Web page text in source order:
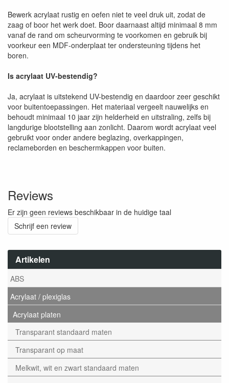
Artikelen
ABS
Acrylaat / plexiglas
Acrylaat platen
Transparant standaard maten
Transparant op maat
Melkwit, wit en zwart standaard maten
Bewerk acrylaat rustig en oefen niet te veel druk uit, zodat de
zaag of boor het werk doet. Boor daarnaast altijd minimaal 8 mm
vanaf de rand om scheurvorming te voorkomen en gebruik bij
voorkeur een MDF-onderplaat ter ondersteuning tijdens het
boren.
Is acrylaat UV-bestendig?
Ja, acrylaat is uitstekend UV-bestendig en daardoor zeer geschikt
voor buitentoepassingen. Het materiaal vergeelt nauwelijks en
behoudt minimaal 10 jaar zijn helderheid en uitstraling, zelfs bij
langdurige blootstelling aan zonlicht. Daarom wordt acrylaat veel
gebruikt voor onder andere beglazing, overkappingen,
reclameborden en beschermkappen voor buiten.
Reviews
Er zijn geen reviews beschikbaar in de huidige taal
Schrijf een review